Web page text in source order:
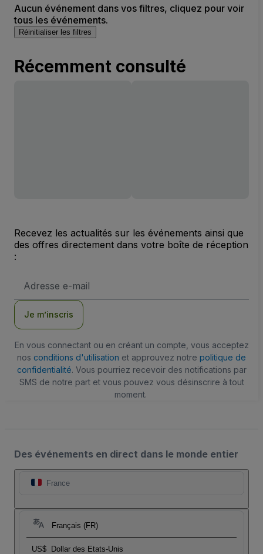
Aucun événement dans vos filtres, cliquez pour voir
tous les événements.
Réinitialiser les filtres
Récemment consulté
Recevez les actualités sur les événements ainsi que
des offres directement dans votre boîte de réception
:
e-
Je m’inscris
En vous connectant ou en créant un compte, vous acceptez
nos conditions d'utilisation et approuvez notre politique de
confidentialité. Vous pourriez recevoir des notifications par
SMS de notre part et vous pouvez vous désinscrire à tout
moment.
Des événements en direct dans le monde entier
France
Français (FR)
US$ Dollar des Etats-Unis